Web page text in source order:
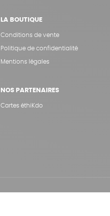
LA BOUTIQUE
Conditions de vente
Politique de confidentialité
Mentions légales
NOS PARTENAIRES
Cartes éthiKdo